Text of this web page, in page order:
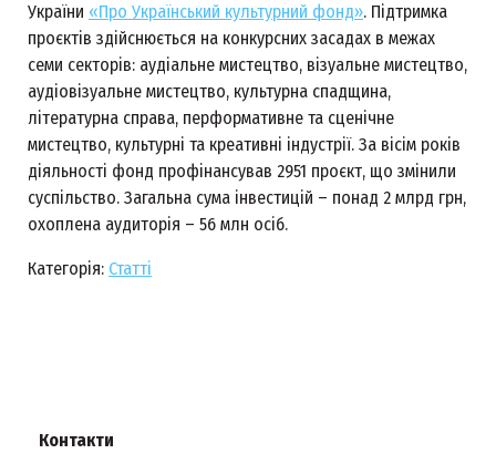
України «Про Український культурний фонд». Підтримка
проєктів здійснюється на конкурсних засадах в межах
семи секторів: аудіальне мистецтво, візуальне мистецтво,
аудіовізуальне мистецтво, культурна спадщина,
літературна справа, перформативне та сценічне
мистецтво, культурні та креативні індустрії. За вісім років
діяльності фонд профінансував 2951 проєкт, що змінили
суспільство. Загальна сума інвестицій – понад 2 млрд грн,
охоплена аудиторія – 56 млн осіб.
Категорія: Статті
Контакти